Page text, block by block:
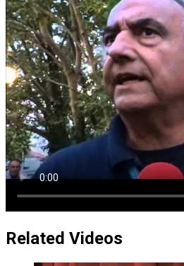
Related Videos